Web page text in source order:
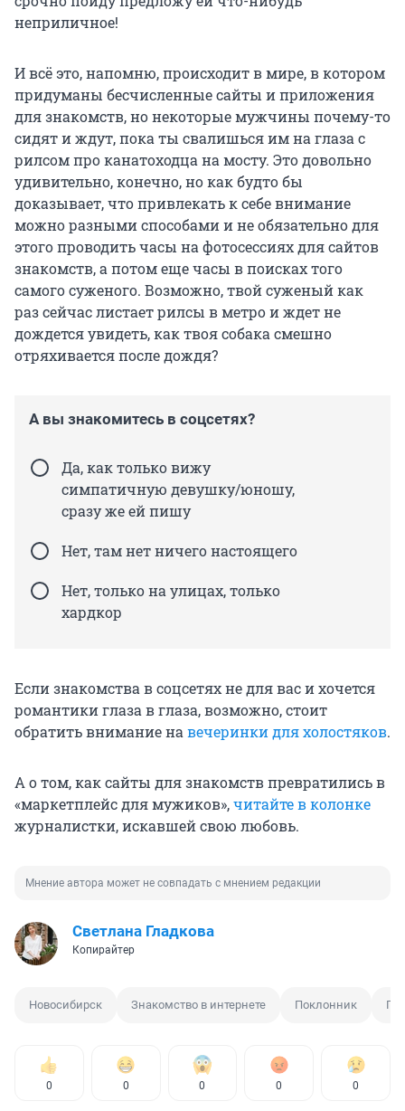
неприличное!
И всё это, напомню, происходит в мире, в котором
придуманы бесчисленные сайты и приложения
для знакомств, но некоторые мужчины почему-то
сидят и ждут, пока ты свалишься им на глаза с
рилсом про канатоходца на мосту. Это довольно
удивительно, конечно, но как будто бы
доказывает, что привлекать к себе внимание
можно разными способами и не обязательно для
этого проводить часы на фотосессиях для сайтов
знакомств, а потом еще часы в поисках того
самого суженого. Возможно, твой суженый как
раз сейчас листает рилсы в метро и ждет не
дождется увидеть, как твоя собака смешно
отряхивается после дождя?
А вы знакомитесь в соцсетях?
Да, как только вижу
симпатичную девушку/юношу,
сразу же ей пишу
Нет, там нет ничего настоящего
Нет, только на улицах, только
хардкор
Если знакомства в соцсетях не для вас и хочется
романтики глаза в глаза, возможно, стоит
обратить внимание навечеринки для холостяков.
А о том, как сайты для знакомств превратились в
«маркетплейс для мужиков»,читайте в колонке
журналистки, искавшей свою любовь.
Мнение автора может не совпадать с мнением редакции
Светлана Гладкова
Копирайтер
Новосибирск Знакомство в интернете Поклонник
0 0 0 0 0